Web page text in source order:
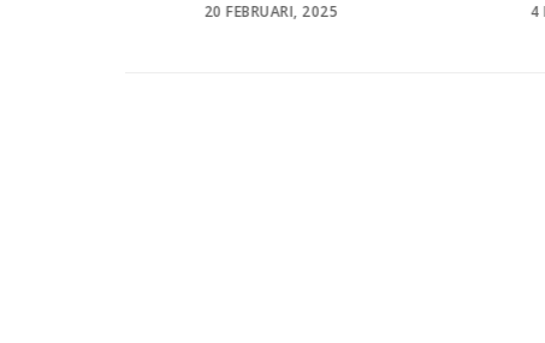
POSTED
20 FEBRUARI, 2025 4